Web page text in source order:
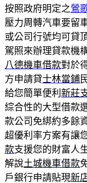
按照政府明定之鶯
壓力周轉汽車要留
或公司行號均可貸
駕照來辦理貸款機
八德機車借款對於
方申請貸士林當鋪
給您簡單便利 新莊
綜合性的大型借款
款公司免綁約多餘
超優利率方案有讓
款支援您的財富人
解說土城機車借款
戶銀行申請貼現新